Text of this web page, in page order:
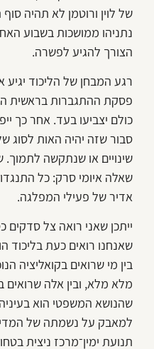
של לוין ורוטמן לא תהיה
נתניהו ממושכות בשבוע
הצורך להגיע לפשרה.
רגע המבחן של הליכוד
פסקת ההתגברות בראשית
כולם יצביעו בעד. אחר כך
סבור שזה יהיה האות לסוג
שינויים או שנתקשה
שאלה איומי סרק: כל
אדיר של פעילי המפלגה.
ייתכן שאני רואה צל
שאנחנו רואים כעת בליכוד
בין מי שרואים בקואליציה
מלא מלא, ובין אלה שרואים
שהנושא המשפטי הוא
למאבק על נשמתה של
תנועת ימין־מרכז ניצית